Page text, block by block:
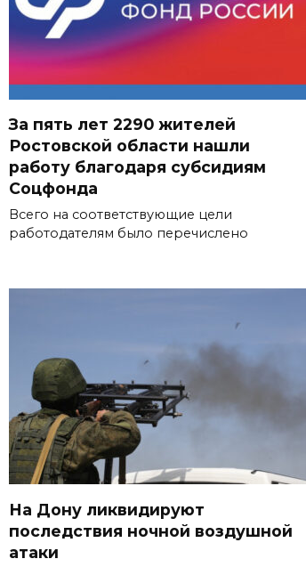
За пять лет 2290 жителей
Ростовской области нашли
работу благодаря субсидиям
Соцфонда
Всего на соответствующие цели
работодателям было перечислено
На Дону ликвидируют
последствия ночной воздушной
атаки